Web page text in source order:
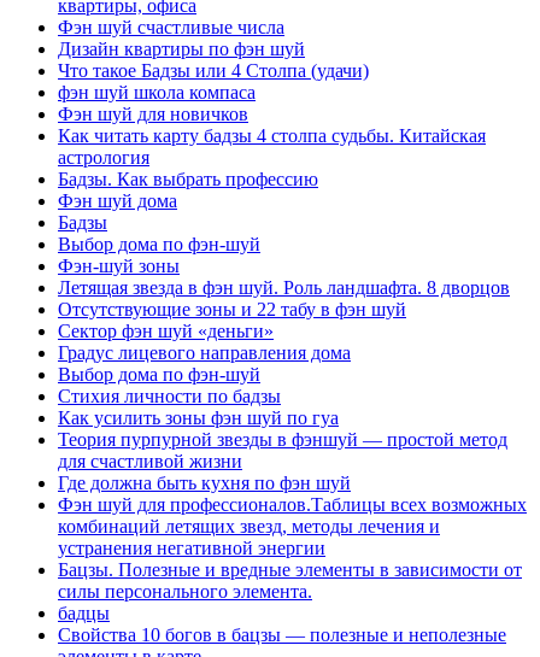
квартиры, офиса
Фэн шуй счастливые числа
Дизайн квартиры по фэн шуй
Что такое Бадзы или 4 Столпа (удачи)
фэн шуй школа компаса
Фэн шуй для новичков
Как читать карту бадзы 4 столпа судьбы. Китайская
астрология
Бадзы. Как выбрать профессию
Фэн шуй дома
Бадзы
Выбор дома по фэн-шуй
Фэн-шуй зоны
Летящая звезда в фэн шуй. Роль ландшафта. 8 дворцов
Отсутствующие зоны и 22 табу в фэн шуй
Сектор фэн шуй «деньги»
Градус лицевого направления дома
Выбор дома по фэн-шуй
Стихия личности по бадзы
Как усилить зоны фэн шуй по гуа
Теория пурпурной звезды в фэншуй — простой метод
для счастливой жизни
Где должна быть кухня по фэн шуй
Фэн шуй для профессионалов.Таблицы всех возможных
комбинаций летящих звезд, методы лечения и
устранения негативной энергии
Бацзы. Полезные и вредные элементы в зависимости от
силы персонального элемента.
бадцы
Свойства 10 богов в бацзы — полезные и неполезные